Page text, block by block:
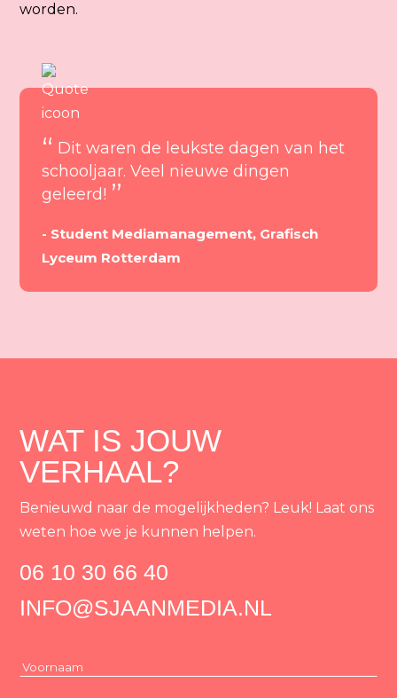
worden.
“ Dit waren de leukste dagen van het
schooljaar. Veel nieuwe dingen
geleerd! ”
- Student Mediamanagement, Grafisch
Lyceum Rotterdam
WAT IS JOUW
VERHAAL?
Benieuwd naar de mogelijkheden? Leuk! Laat ons
weten hoe we je kunnen helpen.
06 10 30 66 40
INFO@SJAANMEDIA.NL
Voornaam